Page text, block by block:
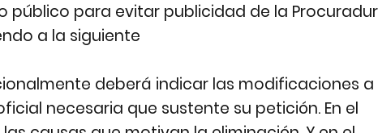
público para evitar publicidad de la
a la siguiente
deberá indicar las modificaciones a
necesaria que sustente su petición. En el